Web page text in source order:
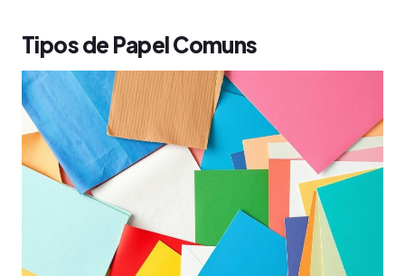
Tipos de Papel Comuns